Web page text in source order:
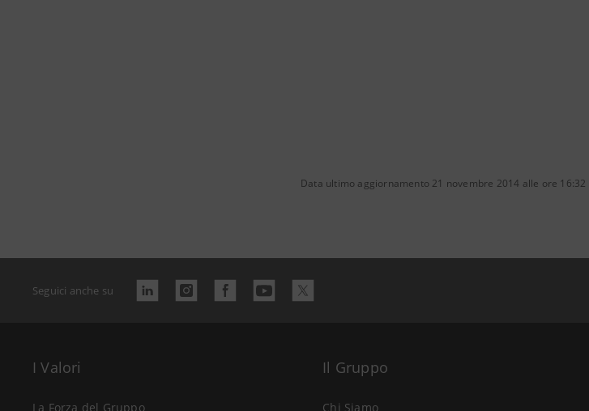
Data ultimo aggiornamento 21 novembre 2014 alle ore 16:32
Seguici anche su
I Valori
La Forza del Gruppo
Il Gruppo
Chi Siamo